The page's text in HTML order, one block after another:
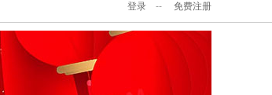
登录 -- 免费注册